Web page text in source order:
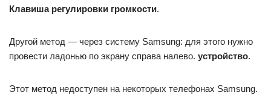
Клавиша регулировки громкости.
Другой метод — через систему Samsung: для этого нужно
провести ладонью по экрану справа налево. устройство.
Этот метод недоступен на некоторых телефонах Samsung.